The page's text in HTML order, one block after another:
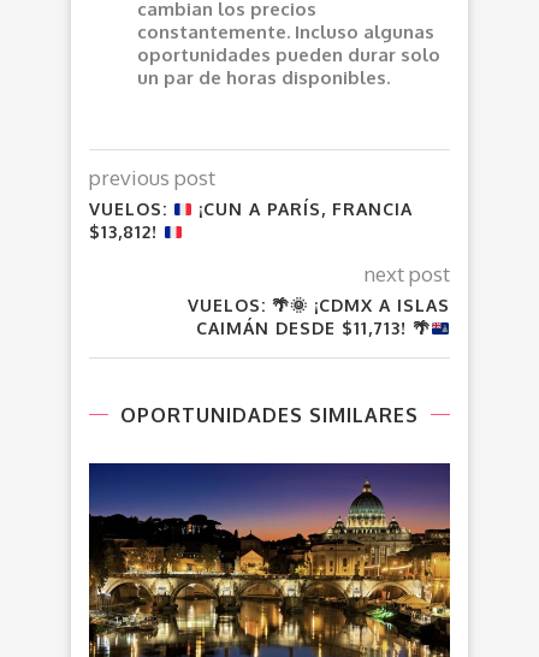
cambian los precios
constantemente. Incluso algunas
oportunidades pueden durar solo
un par de horas disponibles.
previous post
VUELOS:
¡CUN A PARÍS, FRANCIA
$13,812!
next post
VUELOS: 🌴🌞 ¡CDMX A ISLAS
CAIMÁN DESDE $11,713!🌴
OPORTUNIDADES SIMILARES